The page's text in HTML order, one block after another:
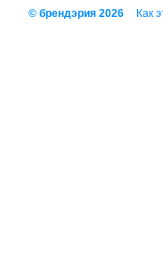
© брендэрия 2026 Как